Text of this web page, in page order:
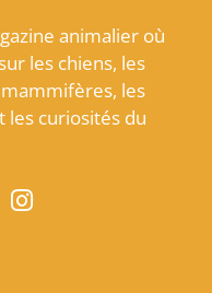
animalier où
les chiens, les
les
les curiosités du